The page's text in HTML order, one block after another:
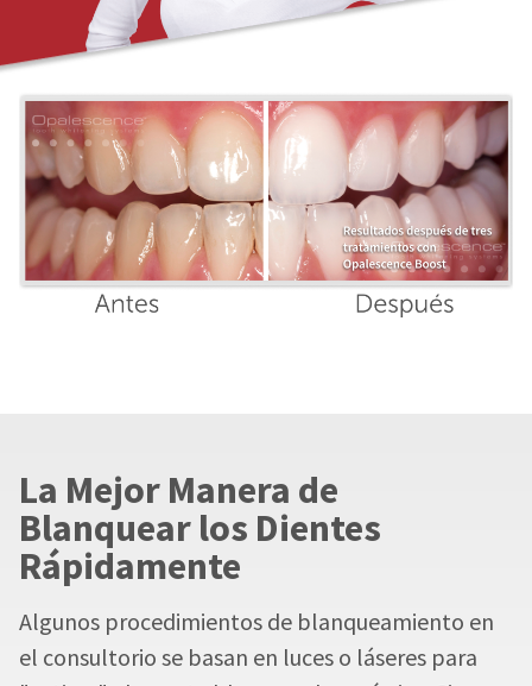
La Mejor Manera de
Blanquear los Dientes
Rápidamente
Algunos procedimientos de blanqueamiento en
el consultorio se basan en luces o láseres para